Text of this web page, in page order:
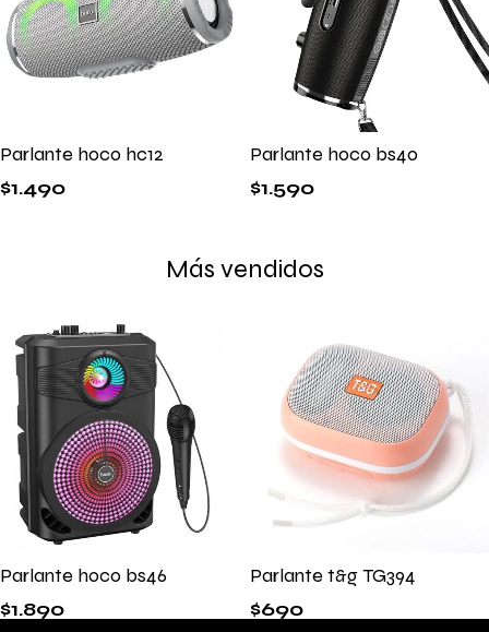
Parlante hoco hc12
$1.490
Parlante hoco bs40
$1.590
Más vendidos
Parlante hoco bs46
$1.890
Parlante t&g TG394
$690